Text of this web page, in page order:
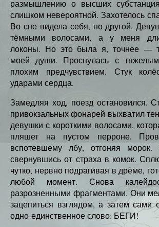
размышлению о высших
слишком невероятной. Захотелось
Во сне видела себя, но другой.
тёмными волосами, а у меня
локоны. Но это была я, точнее —
моей души. Проснулась с
плохим предчувствием. Стук
ударами сердца.
Замедляя ход, поезд остановился.
привокзальных фонарей выхватил
девушки с короткими волосами,
пляшет на пустом перроне.
вспотевшему лбу, отгоняя морок.
свернувшись от страха в комок.
чутко, нервно подрагивая в дрёме,
любой момент. Снова
разрозненными фрагментами. Они
зацепиться взглядом, а затем сами
одно-единственное слово: БЕГИ!